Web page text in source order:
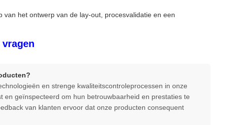
het ontwerp van de lay-out, procesvalidatie en een
vragen
en strenge kwaliteitscontroleprocessen in onze
geïnspecteerd om hun betrouwbaarheid en prestaties te
van klanten ervoor dat onze producten consequent